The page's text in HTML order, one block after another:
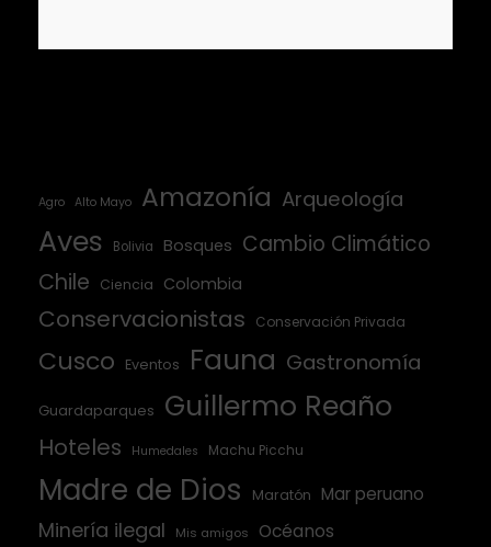
Agro Alto Mayo Amazonía Arqueología
Aves Bolivia Bosques Cambio Climático
Chile
Ciencia Colombia
Conservacionistas Conservación Privada
Cusco Eventos Fauna Gastronomía
Guardaparques Guillermo Reaño
Hoteles Humedales Machu Picchu
Madre de Dios Maratón Mar peruano
Minería ilegal Mis amigos Océanos